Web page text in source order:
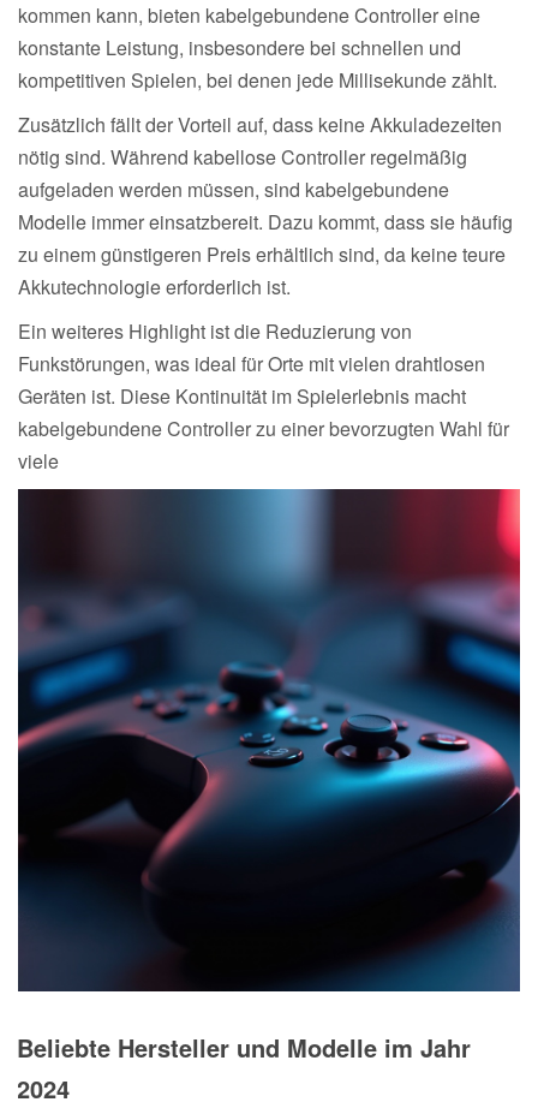
kommen kann, bieten kabelgebundene Controller eine
konstante Leistung, insbesondere bei schnellen und
kompetitiven Spielen, bei denen jede Millisekunde zählt.
Zusätzlich fällt der Vorteil auf, dass keine Akkuladezeiten
nötig sind. Während kabellose Controller regelmäßig
aufgeladen werden müssen, sind kabelgebundene
Modelle immer einsatzbereit. Dazu kommt, dass sie häufig
zu einem günstigeren Preis erhältlich sind, da keine teure
Akkutechnologie erforderlich ist.
Ein weiteres Highlight ist die Reduzierung von
Funkstörungen, was ideal für Orte mit vielen drahtlosen
Geräten ist. Diese Kontinuität im Spielerlebnis macht
kabelgebundene Controller zu einer bevorzugten Wahl für
viele
Beliebte Hersteller und Modelle im Jahr
2024